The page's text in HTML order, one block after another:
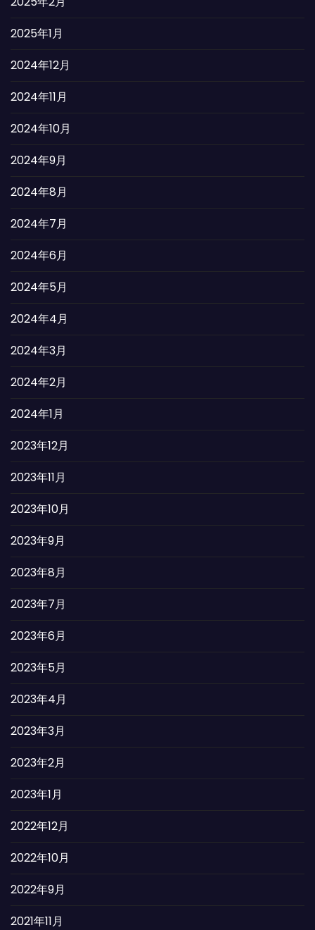
2025年1月
2024年12月
2024年11月
2024年10月
2024年9月
2024年8月
2024年7月
2024年6月
2024年5月
2024年4月
2024年3月
2024年2月
2024年1月
2023年12月
2023年11月
2023年10月
2023年9月
2023年8月
2023年7月
2023年6月
2023年5月
2023年4月
2023年3月
2023年2月
2023年1月
2022年12月
2022年10月
2022年9月
2021年11月